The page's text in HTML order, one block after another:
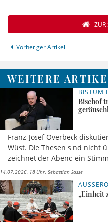
Vorheriger Artikel
ZUR
WEITERE
BISTUM
Bischof
Franz-Josef Overbeck
Wüst. Die Thesen sind nicht
zeichnet der Abend ein
14.07.2026, 18 Uhr Sebastian Sasse
„Einheit